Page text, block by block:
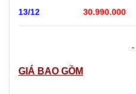
13/12 30.990.000
GIÁ BAO GỒM